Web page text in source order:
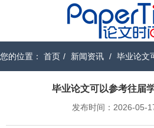
您的位置： 首页 / 新闻资讯 / 毕业论文
毕业论文可以参考往届
发布时间：2026-05-